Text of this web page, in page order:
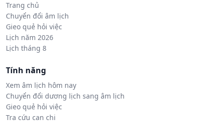
Trang chủ
Chuyển đổi âm lịch
Gieo quẻ hỏi việc
Lịch năm 2026
Lịch tháng 8
Tính năng
Xem âm lịch hôm nay
Chuyển đổi dương lịch sang âm lịch
Gieo quẻ hỏi việc
Tra cứu can chi